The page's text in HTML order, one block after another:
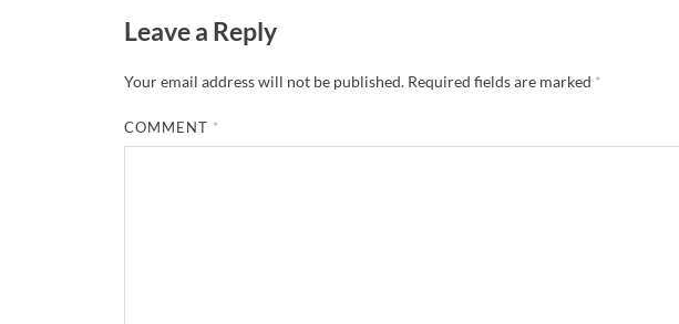
Leave a Reply
Your email address will not be published. Required fields are marked *
COMMENT *